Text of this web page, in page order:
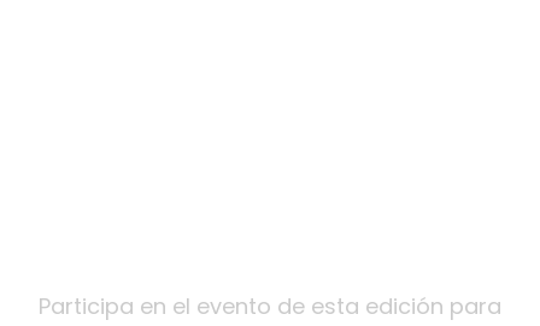
Participa en el evento de esta edición para